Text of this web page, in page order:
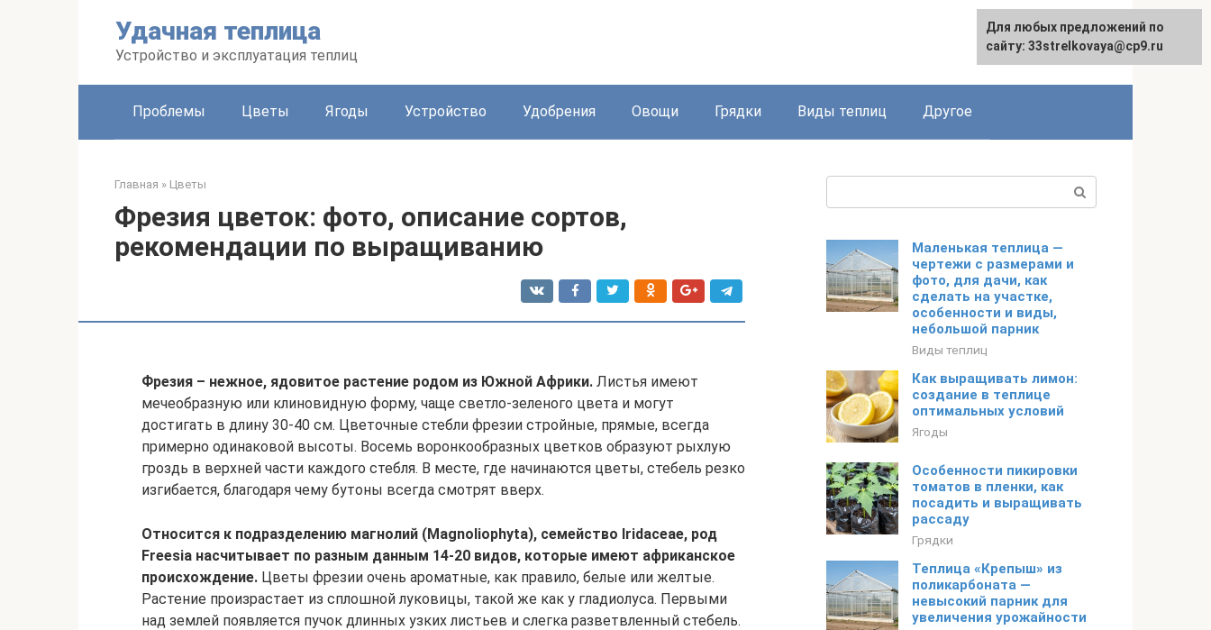
Удачная теплица
Устройство и эксплуатация теплиц
Проблемы Цветы Ягоды Устройство Удобрения Овощи Грядки Виды теплиц Другое
Главная » Цветы
Фрезия цветок: фото, описание сортов,
рекомендации по выращиванию
Фрезия – нежное, ядовитое растение родом из Южной Африки. Листья имеют
мечеобразную или клиновидную форму, чаще светло-зеленого цвета и могут
достигать в длину 30-40 см. Цветочные стебли фрезии стройные, прямые, всегда
примерно одинаковой высоты. Восемь воронкообразных цветков образуют рыхлую
гроздь в верхней части каждого стебля. В месте, где начинаются цветы, стебель резко
изгибается, благодаря чему бутоны всегда смотрят вверх.
Относится к подразделению магнолий (Magnoliophyta), семейство Iridaceae, род
Freesia насчитывает по разным данным 14-20 видов, которые имеют африканское
происхождение. Цветы фрезии очень ароматные, как правило, белые или желтые.
Растение произрастает из сплошной луковицы, такой же как у гладиолуса. Первыми
над землей появляется пучок длинных узких листьев и слегка разветвленный стебель.
Маленькая теплица —
чертежи с размерами и
фото, для дачи, как
сделать на участке,
особенности и виды,
небольшой парник
Виды теплиц
Как выращивать лимон:
создание в теплице
оптимальных условий
Ягоды
Особенности пикировки
томатов в пленки, как
посадить и выращивать
рассаду
Грядки
Теплица «Крепыш» из
поликарбоната —
невысокий парник для
увеличения урожайности
Для любых предложений по
сайту: 33strelkovaya@cp9.ru